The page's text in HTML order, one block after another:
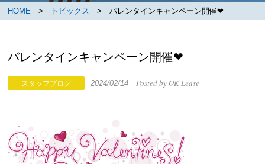
HOME > トピックス > バレンタインキャンペーン開催❤
バレンタインキャンペーン開催❤
スタッフブログ 2024/02/14Posted by OK Lease